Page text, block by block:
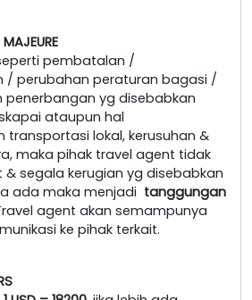
pembatalan /
/ perubahan peraturan bagasi /
yg disebabkan
ataupun hal
transportasi lokal, kerusuhan &
maka pihak travel agent tidak
segala kerugian yg disebabkan
ada maka menjadi tanggungan
agent akan semampunya
ke pihak terkait.